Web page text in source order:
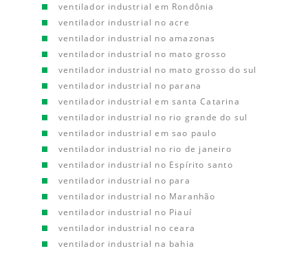
ventilador industrial em Rondônia
ventilador industrial no acre
ventilador industrial no amazonas
ventilador industrial no mato grosso
ventilador industrial no mato grosso do sul
ventilador industrial no parana
ventilador industrial em santa Catarina
ventilador industrial no rio grande do sul
ventilador industrial em sao paulo
ventilador industrial no rio de janeiro
ventilador industrial no Espírito santo
ventilador industrial no para
ventilador industrial no Maranhão
ventilador industrial no Piauí
ventilador industrial no ceara
ventilador industrial na bahia